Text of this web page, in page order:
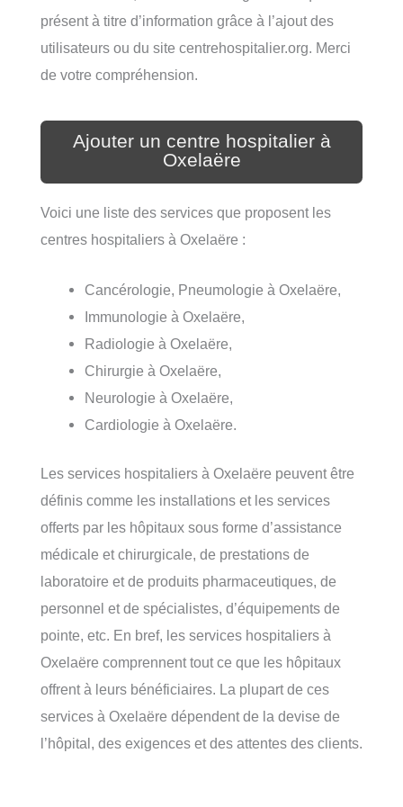
présent à titre d’information grâce à l’ajout des
utilisateurs ou du site centrehospitalier.org. Merci
de votre compréhension.
Ajouter un centre hospitalier à
Oxelaëre
Voici une liste des services que proposent les
centres hospitaliers à Oxelaëre :
Cancérologie, Pneumologie à Oxelaëre,
Immunologie à Oxelaëre,
Radiologie à Oxelaëre,
Chirurgie à Oxelaëre,
Neurologie à Oxelaëre,
Cardiologie à Oxelaëre.
Les services hospitaliers à Oxelaëre peuvent être
définis comme les installations et les services
offerts par les hôpitaux sous forme d’assistance
médicale et chirurgicale, de prestations de
laboratoire et de produits pharmaceutiques, de
personnel et de spécialistes, d’équipements de
pointe, etc. En bref, les services hospitaliers à
Oxelaëre comprennent tout ce que les hôpitaux
offrent à leurs bénéficiaires. La plupart de ces
services à Oxelaëre dépendent de la devise de
l’hôpital, des exigences et des attentes des clients.